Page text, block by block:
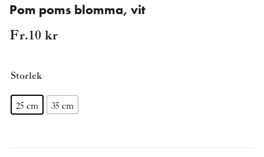
Pom poms blomma, vit
Fr.10 kr
Storlek
25 cm 35 cm